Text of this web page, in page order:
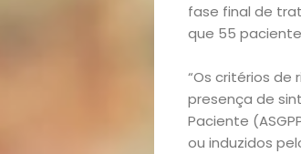
fase final de
que 55
“Os critérios de
presença de
Paciente
ou induzidos